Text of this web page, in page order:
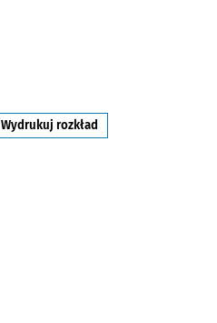
Wydrukuj rozkład
linii nr 115